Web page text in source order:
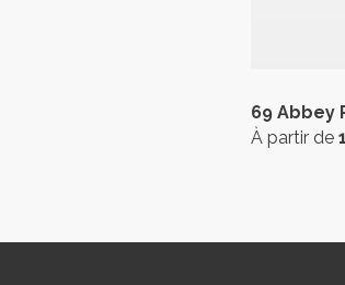
69 Abbey
À partir de